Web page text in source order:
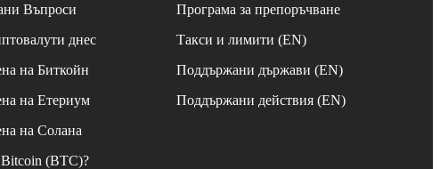
Въпроси
днес
на Биткойн
на Етериум
на Солана
(BTC)?
Програма за препоръчване
Такси и лимити (EN)
Поддържани държави (EN)
Поддържани действия (EN)